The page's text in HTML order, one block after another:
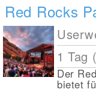
Red Rocks
1 Tag
Der
bietet